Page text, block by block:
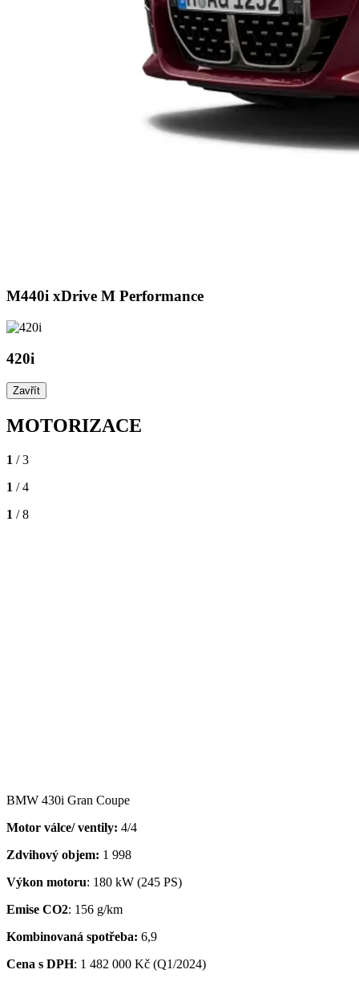
M440i xDrive M Performance
420i
Zavřít
MOTORIZACE
1 / 3
1 / 4
1 / 8
BMW 430i Gran Coupe
Motor válce/ ventily: 4/4
Zdvihový objem: 1 998
Výkon motoru: 180 kW (245 PS)
Emise CO2: 156 g/km
Kombinovaná spotřeba: 6,9
Cena s DPH: 1 482 000 Kč (Q1/2024)